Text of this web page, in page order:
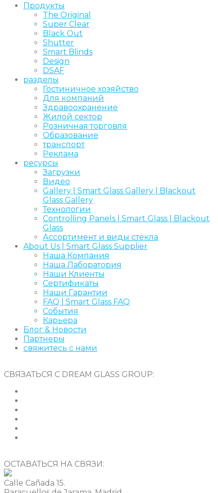
Продукты
The Original
Super Clear
Black Out
Shutter
Smart Blinds
Design
DSAF
pазделы
Гостиничное хозяйство
Для компаний
Здравоохранение
Жилой сектор
Розничная торговля
Образование
транспорт
Реклама
ресурсы
Загрузки
Видео
Gallery | Smart Glass Gallery | Blackout
Glass Gallery
Технологии
Controlling Panels | Smart Glass | Blackout
Glass
Ассортимент и виды стекла
About Us | Smart Glass Supplier
Наша Компания
Наша Лаборатория
Наши Клиенты
Сертификаты
Наши Гарантии
FAQ | Smart Glass FAQ
События
Карьера
Блог & Новости
Партнеры
свяжитесь с нами
СВЯЗАТЬСЯ С DREAM GLASS GROUP:
ОСТАВАТЬСЯ НА СВЯЗИ:
Calle Cañada 15.